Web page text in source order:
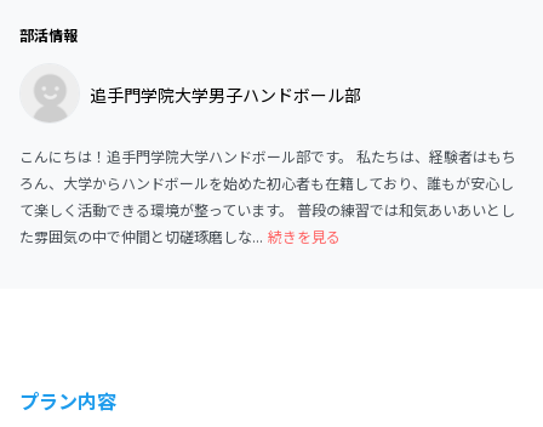
部活情報
追手門学院大学男子ハンドボール部
こんにちは！追手門学院大学ハンドボール部です。 私たちは、経験者はもち
ろん、大学からハンドボールを始めた初心者も在籍しており、誰もが安心し
て楽しく活動できる環境が整っています。 普段の練習では和気あいあいとし
た雰囲気の中で仲間と切磋琢磨しな... 続きを見る
プラン内容